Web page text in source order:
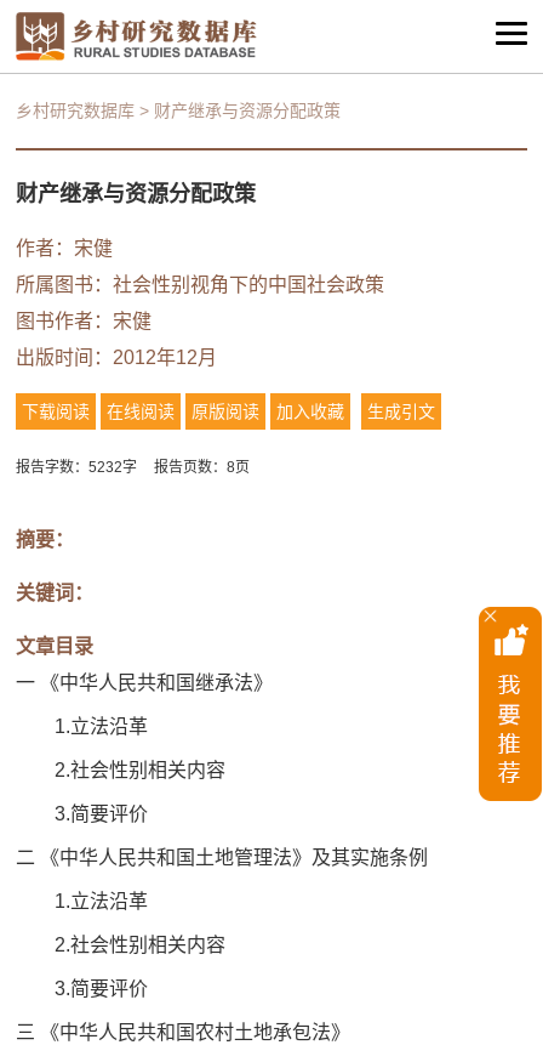
乡村研究数据库 > 财产继承与资源分配政策
财产继承与资源分配政策
作者： 宋健
所属图书：社会性别视角下的中国社会政策
图书作者： 宋健
出版时间：2012年12月
下载阅读 在线阅读 原版阅读 加入收藏 生成引文
报告字数：5232字 报告页数：8页
摘要：
关键词：
文章目录
一 《中华人民共和国继承法》
1.立法沿革
2.社会性别相关内容
3.简要评价
二 《中华人民共和国土地管理法》及其实施条例
1.立法沿革
2.社会性别相关内容
3.简要评价
三 《中华人民共和国农村土地承包法》